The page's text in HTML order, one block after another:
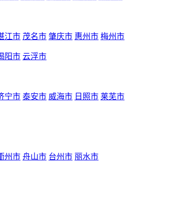
江市 茂名市 肇庆市 惠州市 梅州市
阳市 云浮市
宁市 泰安市 威海市 日照市 莱芜市
州市 舟山市 台州市 丽水市